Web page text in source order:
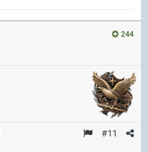
244
#11